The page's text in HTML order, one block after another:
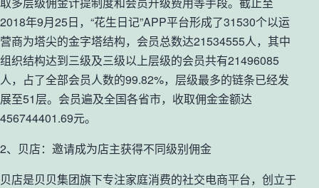
2018年9月25日，“花生日记”APP平台形成了31530个以运
营商为塔尖的金字塔结构，会员总数达21534555人，其中
组织结构达到三级及三级以上层级的会员共有21496085
人，占了全部会员人数的99.82%，层级最多的链条已经发
展至51层。会员遍及全国各省市，收取佣金金额达
456744401.69元。
2、贝店：邀请成为店主获得不同级别佣金
贝店是贝贝集团旗下专注家庭消费的社交电商平台，创立于